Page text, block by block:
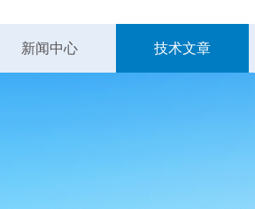
新闻中心 技术文章